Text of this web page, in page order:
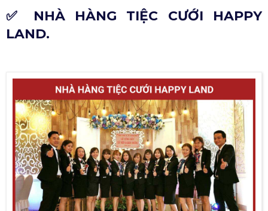
✅ NHÀ HÀNG TIỆC CƯỚI HAPPY
LAND.